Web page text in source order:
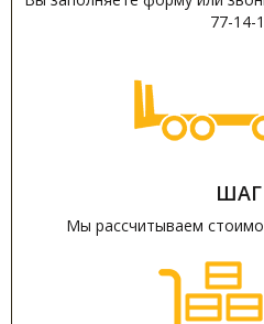
77-14-
ШАГ
Мы рассчитываем